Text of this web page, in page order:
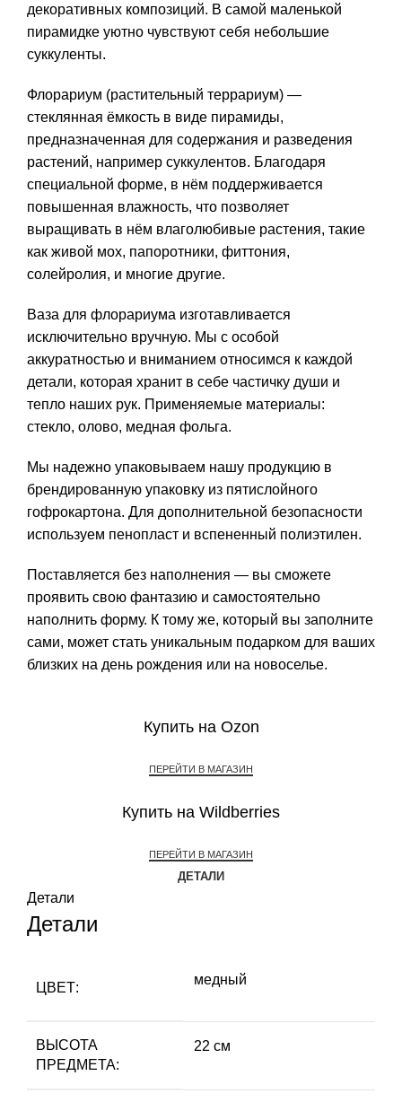
декоративных композиций. В самой маленькой
пирамидке уютно чувствуют себя небольшие
суккуленты.
Флорариум (растительный террариум) —
стеклянная ёмкость в виде пирамиды,
предназначенная для содержания и разведения
растений, например суккулентов. Благодаря
специальной форме, в нём поддерживается
повышенная влажность, что позволяет
выращивать в нём влаголюбивые растения, такие
как живой мох, папоротники, фиттония,
солейролия, и многие другие.
Ваза для флорариума изготавливается
исключительно вручную. Мы с особой
аккуратностью и вниманием относимся к каждой
детали, которая хранит в себе частичку души и
тепло наших рук. Применяемые материалы:
стекло, олово, медная фольга.
Мы надежно упаковываем нашу продукцию в
брендированную упаковку из пятислойного
гофрокартона. Для дополнительной безопасности
используем пенопласт и вспененный полиэтилен.
Поставляется без наполнения — вы сможете
проявить свою фантазию и самостоятельно
наполнить форму. К тому же, который вы заполните
сами, может стать уникальным подарком для ваших
близких на день рождения или на новоселье.
Купить на Ozon
ПЕРЕЙТИ В МАГАЗИН
Купить на Wildberries
ПЕРЕЙТИ В МАГАЗИН
ДЕТАЛИ
Детали
Детали
ЦВЕТ:
медный
ВЫСОТА
ПРЕДМЕТА:
22 см